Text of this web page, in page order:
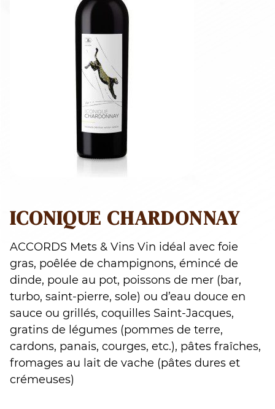
ICONIQUE CHARDONNAY
ACCORDS Mets & Vins Vin idéal avec foie
gras, poêlée de champignons, émincé de
dinde, poule au pot, poissons de mer (bar,
turbo, saint-pierre, sole) ou d’eau douce en
sauce ou grillés, coquilles Saint-Jacques,
gratins de légumes (pommes de terre,
cardons, panais, courges, etc.), pâtes fraîches,
fromages au lait de vache (pâtes dures et
crémeuses)